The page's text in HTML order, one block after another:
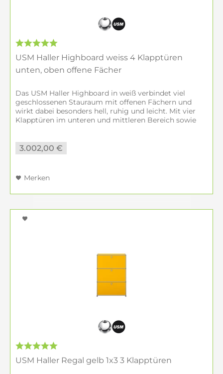
USM Haller Highboard weiss 4 Klapptüren
unten, oben offene Fächer
Das USM Haller Highboard in weiß verbindet viel
geschlossenen Stauraum mit offenen Fächern und
wirkt dabei besonders hell, ruhig und leicht. Mit vier
Klapptüren im unteren und mittleren Bereich sowie
3.002,00 €
Merken
USM Haller Regal gelb 1x3 3 Klapptüren